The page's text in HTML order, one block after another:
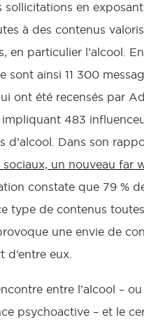
sollicitations en
à des contenus
en particulier l’alcool.
sont ainsi 11 300
ont été recensés par
impliquant 483
d’alcool. Dans son
sociaux, un nouveau far
constate que 79 %
type de contenus
une envie de
d’entre eux.
entre l’alcool –
psychoactive – et le